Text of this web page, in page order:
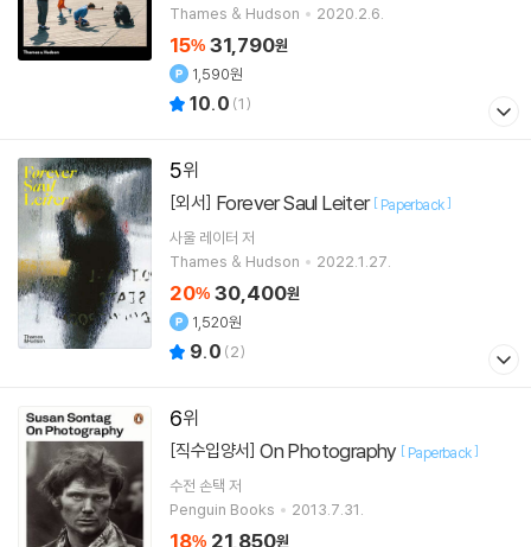
Thames & Hudson
2020.2.6.
15% 31,790원
1,590원
10.0 (1)
5
[외서] Forever Saul Leiter [ Paperback]
사울 레이터 저
Thames & Hudson
2022.1.27.
20% 30,400원
1,520원
9.0 (2)
6
[직수입양서] On Photography [ Paperback]
수전 손택 저
Penguin Books
2013.7.31.
18% 21,850원